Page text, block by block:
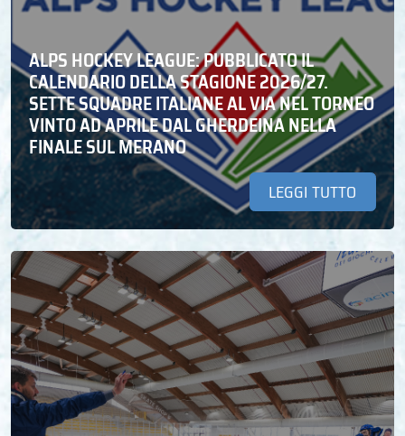
ALPS HOCKEY LEAGUE: PUBBLICATO IL
CALENDARIO DELLA STAGIONE 2026/27.
SETTE SQUADRE ITALIANE AL VIA NEL TORNEO
VINTO AD APRILE DAL GHERDEINA NELLA
FINALE SUL MERANO
LEGGI TUTTO